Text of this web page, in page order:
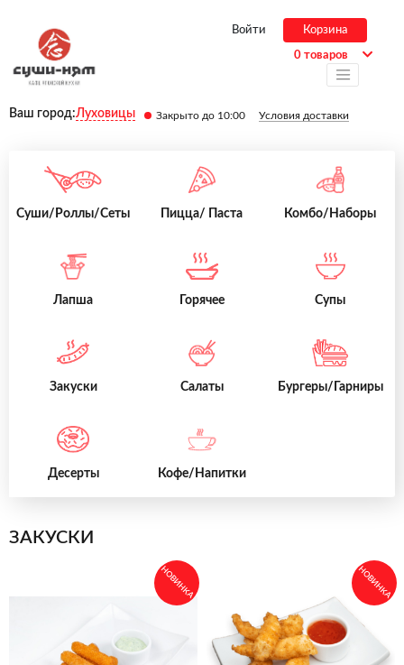
Ваш город:Луховицы Закрыто до 10:00 Условия доставки
Войти Корзина
0 товаров
Суши/Роллы/Сеты Пицца/ Паста Комбо/Наборы
Лапша Горячее Супы
Закуски Салаты Бургеры/Гарниры
Десерты Кофе/Напитки
ЗАКУСКИ
НОВИНКА НОВИНКА